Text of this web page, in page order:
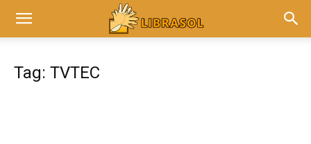
Tag: TVTEC